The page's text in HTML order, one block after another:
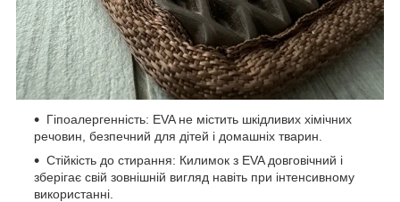
Гіпоалергенність: EVA не містить шкідливих хімічних
речовин, безпечний для дітей і домашніх тварин.
Стійкість до стирання: Килимок з EVA довговічний і
зберігає свій зовнішній вигляд навіть при інтенсивному
використанні.